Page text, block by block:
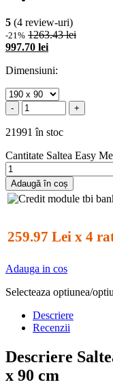
5 (4 review-uri)
-21% 1263.43 lei
997.70 lei
Dimensiuni:
- +
21991 în stoc
Cantitate Saltea Easy
Adaugă în coș
259.97 Lei x 4
Adauga in cos
Selecteaza optiunea/
Descriere
Recenzii
Descriere
x 90 cm